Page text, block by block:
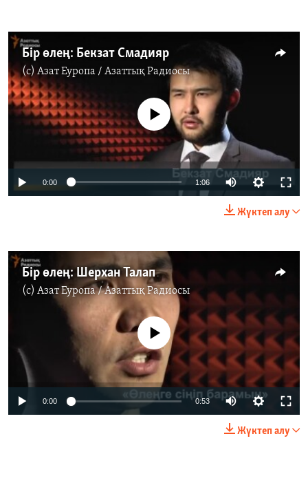
Бір өлең: Бекзат Смадияр
(c)Азат Еуропа / Азаттық Радиосы
No media source currently available
0:00 1:06
Жүктеп алу
Бір өлең: Шерхан Талап
(c) Азат Еуропа / Азаттық Радиосы
No media source currently available
0:00 0:53
Жүктеп алу